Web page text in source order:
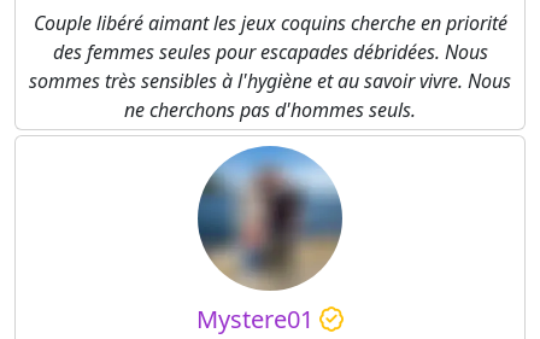
Couple libéré aimant les jeux coquins cherche en priorité
des femmes seules pour escapades débridées. Nous
sommes très sensibles à l'hygiène et au savoir vivre. Nous
ne cherchons pas d'hommes seuls.
Mystere01